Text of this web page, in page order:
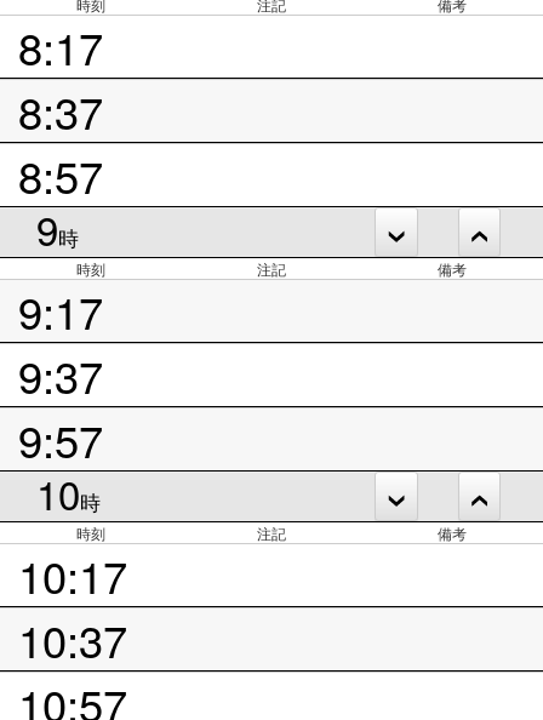
時刻 注記 備考
8:17
8:37
8:57
9時
時刻 注記 備考
9:17
9:37
9:57
10時
時刻 注記 備考
10:17
10:37
10:57